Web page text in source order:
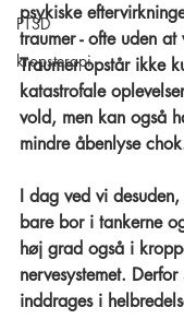
PTSD
kropsterapi
psykiske
traumer - ofte uden
Traumer opstår ikke
katastrofale
vold, men kan også
mindre åbenlyse
I dag ved vi
bare bor i tankerne
høj grad også i
nervesystemet.
inddrages i